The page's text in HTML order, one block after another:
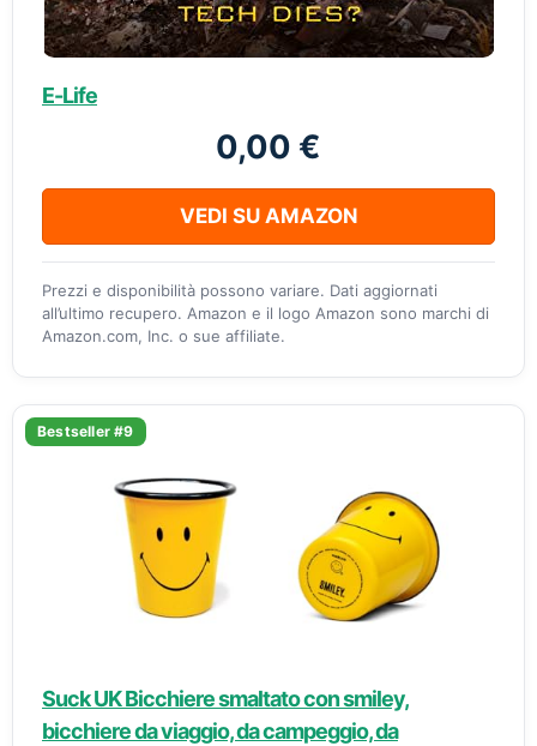
E-Life
0,00 €
VEDI SU AMAZON
Prezzi e disponibilità possono variare. Dati aggiornati
all’ultimo recupero. Amazon e il logo Amazon sono marchi di
Amazon.com, Inc. o sue affiliate.
Bestseller #9
Suck UK Bicchiere smaltato con smiley,
bicchiere da viaggio, da campeggio, da